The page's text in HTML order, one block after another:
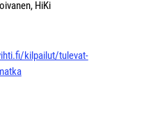
HiKi
kilpailut/tulevat-